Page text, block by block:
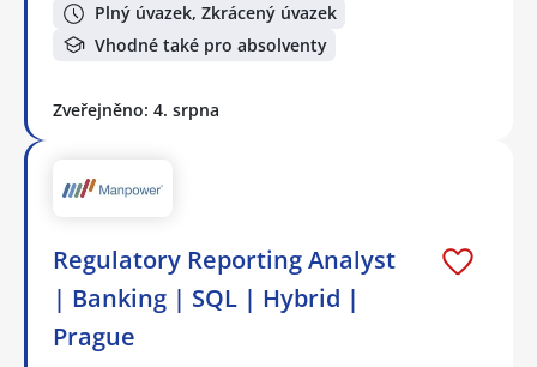
Plný úvazek, Zkrácený úvazek
Vhodné také pro absolventy
Zveřejněno: 4. srpna
Regulatory Reporting Analyst
| Banking | SQL | Hybrid |
Prague